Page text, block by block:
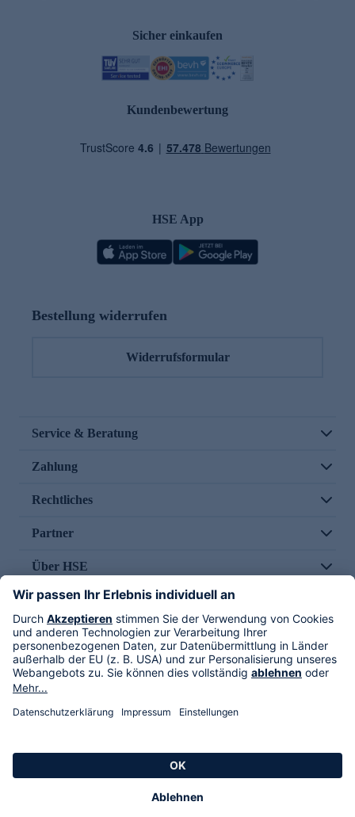
Sicher einkaufen
Kundenbewertung
HSE App
Bestellung widerrufen
Widerrufsformular
Service & Beratung
Zahlung
Rechtliches
Partner
Über HSE
Im TV
HSE International